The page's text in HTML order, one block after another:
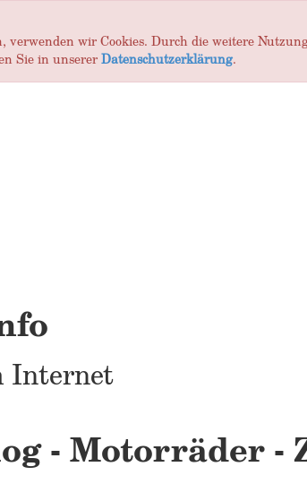
wir Cookies. Durch die weitere
Sie in unsererDatenschutzerklärung.
Internet
- Motorräder -